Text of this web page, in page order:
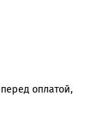
оплатой,